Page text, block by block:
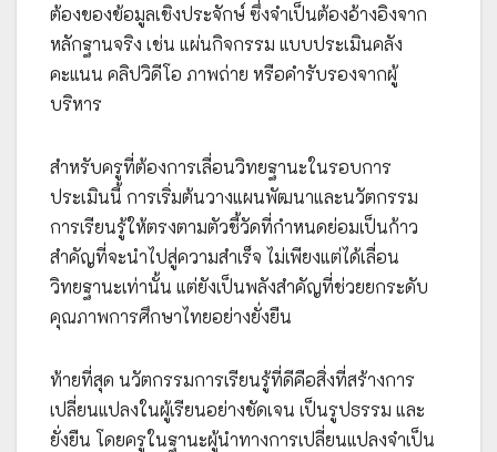
ต้องของข้อมูลเชิงประจักษ์ ซึ่งจำเป็นต้องอ้างอิงจาก
หลักฐานจริง เช่น แผ่นกิจกรรม แบบประเมินคลัง
คะแนน คลิปวิดีโอ ภาพถ่าย หรือคำรับรองจากผู้
บริหาร
สำหรับครูที่ต้องการเลื่อนวิทยฐานะในรอบการ
ประเมินนี้ การเริ่มต้นวางแผนพัฒนาและนวัตกรรม
การเรียนรู้ให้ตรงตามตัวชี้วัดที่กำหนดย่อมเป็นก้าว
สำคัญที่จะนำไปสู่ความสำเร็จ ไม่เพียงแต่ได้เลื่อน
วิทยฐานะเท่านั้น แต่ยังเป็นพลังสำคัญที่ช่วยยกระดับ
คุณภาพการศึกษาไทยอย่างยั่งยืน
ท้ายที่สุด นวัตกรรมการเรียนรู้ที่ดีคือสิ่งที่สร้างการ
เปลี่ยนแปลงในผู้เรียนอย่างชัดเจน เป็นรูปธรรม และ
ยั่งยืน โดยครูในฐานะผู้นำทางการเปลี่ยนแปลงจำเป็น